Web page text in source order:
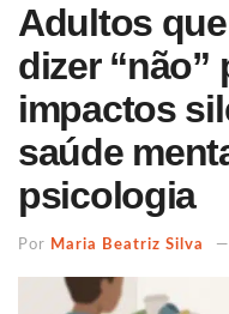
Adultos
dizer “não”
impactos
saúde
psicologia
Por Maria Beatriz Silva